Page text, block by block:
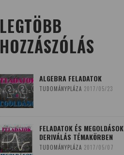
LEGTÖBB
HOZZÁSZÓLÁS
ALGEBRA FELADATOK
TUDOMÁNYPLÁZA 2017/05/23
FELADATOK ÉS MEGOLDÁSOK
DERIVÁLÁS TÉMAKÖRBEN
TUDOMÁNYPLÁZA 2017/05/07